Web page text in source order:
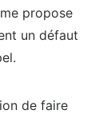
propose
un défaut
de faire